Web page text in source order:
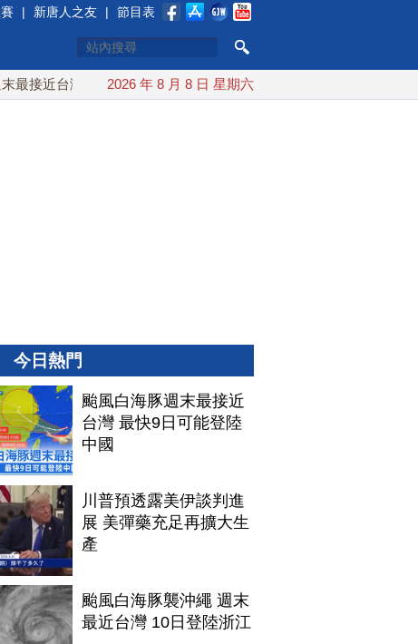
| 新唐人之友 | 節目表
接近台灣 最快9日可能登陸中國 台灣漢光首結合城鎮演習
2026 年 8 月 8 日 星期六
今日熱門
颱風白海豚週末最接近
台灣 最快9日可能登陸
中國
川普預透露美伊談判進
展 美彈藥充足再擴大生
產
颱風白海豚襲沖繩 週末
最近台灣 10日登陸浙江